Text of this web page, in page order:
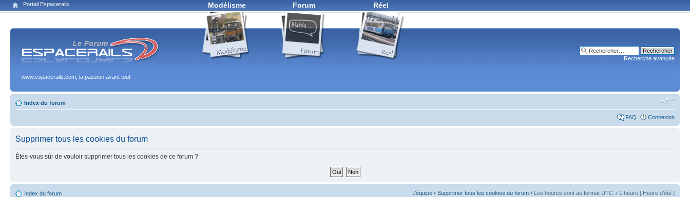
Portail Espacerails Modélisme Forum Réel
www.espacerails.com, la passion avant tout
Recherche avancée
Index du forum
FAQ Connexion
Supprimer tous les cookies du forum
Êtes-vous sûr de vouloir supprimer tous les cookies de ce forum ?
Index du forum L’équipe • Supprimer tous les cookies du forum • Les heures sont au format UTC + 1 heure [ Heure d’été ]